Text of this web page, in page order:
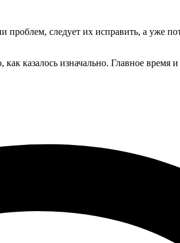
следует их исправить, а уже
казалось изначально. Главное время